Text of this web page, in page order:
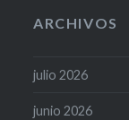
ARCHIVOS
julio 2026
junio 2026